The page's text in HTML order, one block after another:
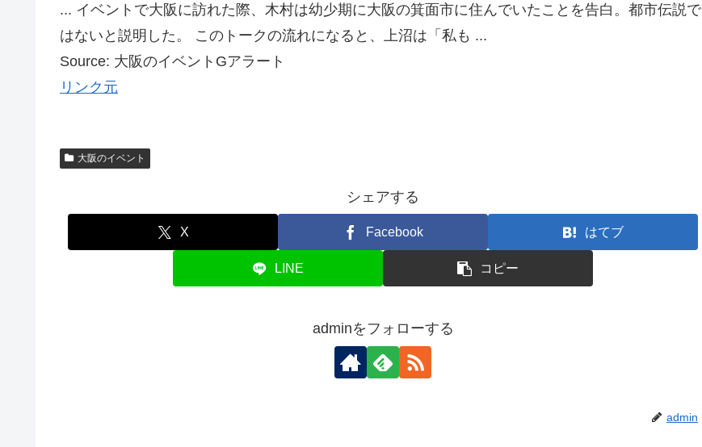
... イベントで大阪に訪れた際、木村は幼少期に大阪の箕面市に住んでいたことを告白。都市伝説で
はないと説明した。 このトークの流れになると、上沼は「私も ...
Source: 大阪のイベントGアラート
リンク元
大阪のイベント
シェアする
X Facebook はてブ
LINE コピー
adminをフォローする
admin